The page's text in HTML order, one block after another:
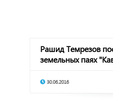
Рашид Темрезов
земельных паях
30.06.2016